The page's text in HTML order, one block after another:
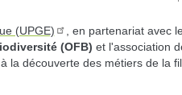
(UPGE) , en partenariat avec
(OFB) et l'association
la découverte des métiers de la